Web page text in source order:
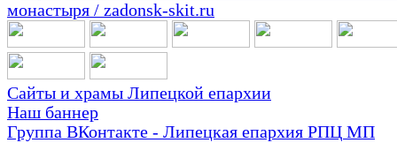
Сайты и храмы Липецкой епархии
Наш баннер
Группа ВКонтакте - Липецкая епархия РПЦ МП